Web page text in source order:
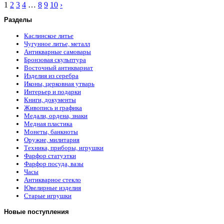
1 2 3 4 … 8 9 10 ›
Разделы
Каслинское литье
Чугунное литье, металл
Антикварные самовары
Бронзовая скульптура
Восточный антиквариат
Изделия из серебра
Иконы, церковная утварь
Интерьер и подарки
Книги, документы
Живопись и графика
Медали, ордена, знаки
Медная пластика
Монеты, банкноты
Оружие, милитария
Техника, приборы, игрушки
Фарфор статуэтки
Фарфор посуда, вазы
Часы
Антикварное стекло
Ювелирные изделия
Старые игрушки
Новые поступления